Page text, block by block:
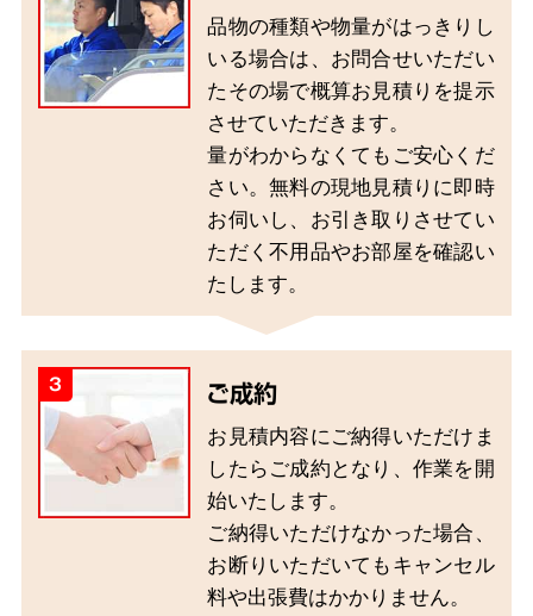
品物の種類や物量がはっきりし
いる場合は、お問合せいただい
たその場で概算お見積りを提示
させていただきます。
量がわからなくてもご安心くだ
さい。無料の現地見積りに即時
お伺いし、お引き取りさせてい
ただく不用品やお部屋を確認い
たします。
3 ご成約
お見積内容にご納得いただけま
したらご成約となり、作業を開
始いたします。
ご納得いただけなかった場合、
お断りいただいてもキャンセル
料や出張費はかかりません。